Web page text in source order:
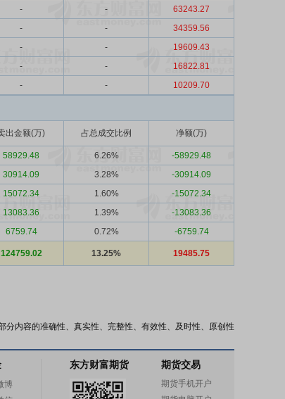
- -
63243.27
- -
34359.56
- -
19609.43
- -
16822.81
- - 10209.70
出金额(万) 占总成交比例 净额(万)
58929.48 6.26%
-58929.48
30914.09 3.28%
-30914.09
15072.34 1.60%
-15072.34
13083.36 1.39%
-13083.36
6759.74 0.72% -6759.74
124759.02 13.25% 19485.75
内容的准确性、真实性、完整性、有效性、及时性、原创性